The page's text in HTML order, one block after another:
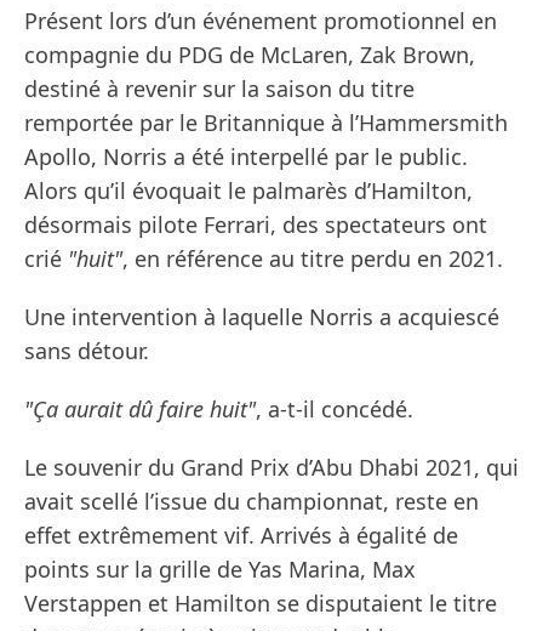
Présent lors d’un événement promotionnel en
compagnie du PDG de McLaren, Zak Brown,
destiné à revenir sur la saison du titre
remportée par le Britannique à l’Hammersmith
Apollo, Norris a été interpellé par le public.
Alors qu’il évoquait le palmarès d’Hamilton,
désormais pilote Ferrari, des spectateurs ont
crié "huit", en référence au titre perdu en 2021.
Une intervention à laquelle Norris a acquiescé
sans détour.
"Ça aurait dû faire huit", a-t-il concédé.
Le souvenir du Grand Prix d’Abu Dhabi 2021, qui
avait scellé l’issue du championnat, reste en
effet extrêmement vif. Arrivés à égalité de
points sur la grille de Yas Marina, Max
Verstappen et Hamilton se disputaient le titre